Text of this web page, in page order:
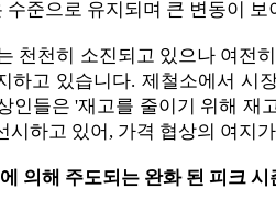
수준으로 유지되며 큰 변동이 보
천천히 소진되고 있으나 여전
하고 있습니다. 제철소에서 시
인들은 '재고를 줄이기 위해 재
시하고 있어, 가격 협상의 여지
의해 주도되는 완화 된 피크 시